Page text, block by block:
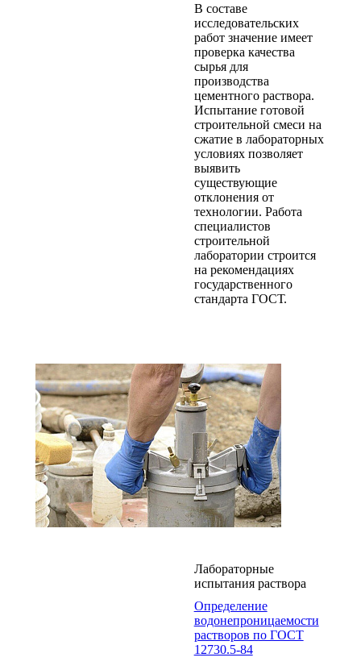
В составе
исследовательских
работ значение имеет
проверка качества
сырья для
производства
цементного раствора.
Испытание готовой
строительной смеси на
сжатие в лабораторных
условиях позволяет
выявить
существующие
отклонения от
технологии. Работа
специалистов
строительной
лаборатории строится
на рекомендациях
государственного
стандарта ГОСТ.
Лабораторные
испытания раствора
Определение
водонепроницаемости
растворов по ГОСТ
12730.5-84